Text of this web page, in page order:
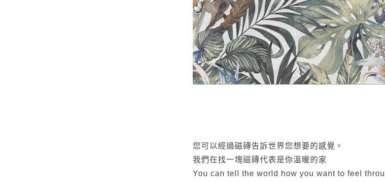
您可以經過磁磚告訴世界您想要的感覺。
我們在找一塊磁磚代表是你溫暖的家
You can tell the world how you want to feel